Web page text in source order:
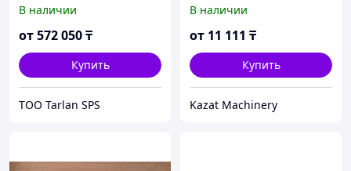
В наличии
от572 050₸
Купить
TOO Tarlan SPS
В наличии
от 11 111 ₸
Купить
Kazat Machinery